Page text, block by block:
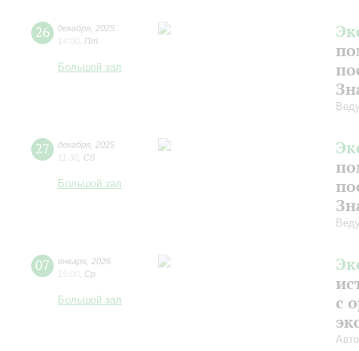
26 декабря 2025
14:00 Пт
Большой зал
27 декабря 2025
11:30 Сб
Большой зал
07 января 2026
15:00 Ср
Большой зал
с